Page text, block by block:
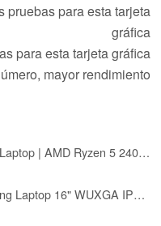
pruebas para esta tarjeta
gráfica
para esta tarjeta gráfica
mayor rendimiento
acer Nitro V AI Gaming Laptop | AMD Ryzen 5 240 AI Capable Processor | NVIDIA GeForce RTX 5050 8GB | 16" WUXGA IPS 180Hz Display | 32GB DDR5 | 1TB Gen 4 SSD | Wi-Fi 6E
acer Nitro V 16 AI Gaming Laptop 16" WUXGA IPS 180Hz AMD 6-core Ryzen 5 240 16GB DDR5 512GB SSD GeForce RTX 5050 (Up to 421 AI Tops) Backlit Wi-Fi6E Type-C Win11 w/ICP Hub